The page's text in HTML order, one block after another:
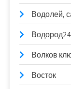
Водолей,
Водород24
Волков
Восток